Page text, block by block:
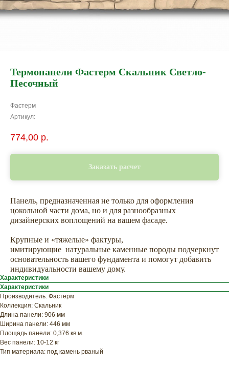
Термопанели Фастерм Скальник Светло-
Песочный
Фастерм
Артикул:
774,00 р.
Заказать расчет
Панель, предназначенная не только для оформления
цокольной части дома, но и для разнообразных
дизайнерских воплощений на вашем фасаде.
Крупные и «тяжелые» фактуры,
имитирующие натуральные каменные породы подчеркнут
основательность вашего фундамента и помогут добавить
индивидуальности вашему дому.
Характеристики
Характеристики
Производитель: Фастерм
Коллекция: Скальник
Длина панели: 906 мм
Ширина панели: 446 мм
Площадь панели: 0,376 кв.м.
Вес панели: 10-12 кг
Тип материала: под камень рваный
ХОТИТЕ
ПРИЦЕНИТЬСЯ?
Узнайте примерную
стоимость фасада
прямо сейчас